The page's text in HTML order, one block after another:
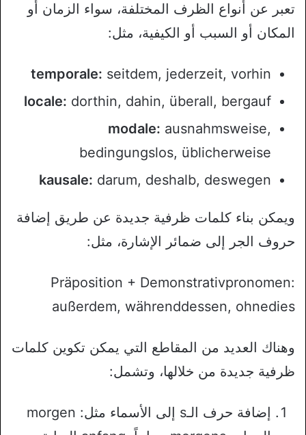
تعبر عن أنواع الظرف المختلفة، سواء الزمان أو
المكان أو السبب أو الكيفية، مثل:
temporale: seitdem, jederzeit, vorhin
locale: dorthin, dahin, überall, bergauf
modale: ausnahmsweise,
bedingungslos, üblicherweise
kausale: darum, deshalb, deswegen
ويمكن بناء كلمات ظرفية جديدة عن طريق إضافة
حروف الجر إلى ضمائر الإشارة، مثل:
Präposition + Demonstrativpronomen:
außerdem, währenddessen, ohnedies
وهناك العديد من المقاطع التي يمكن تكوين كلمات
ظرفية جديدة من خلالها، وتشمل:
إضافة حرف الـs إلى الأسماء مثل: morgen